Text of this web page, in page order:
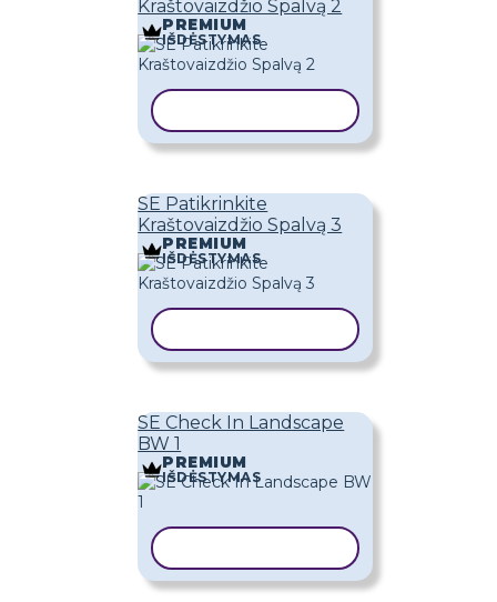
Kraštovaizdžio Spalvą 2
PREMIUM
IŠDĖSTYMAS
SE Patikrinkite
Kraštovaizdžio Spalvą 3
PREMIUM
IŠDĖSTYMAS
SE Check In Landscape
BW 1
PREMIUM
IŠDĖSTYMAS